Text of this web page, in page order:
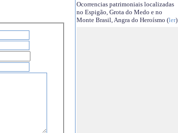
Ocorrencias patrimoniais localizadas
no Espigão, Grota do Medo e no
Monte Brasil, Angra do Heroísmo (ler)